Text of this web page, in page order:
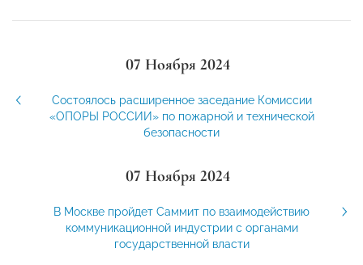
07 Ноября 2024
Состоялось расширенное заседание Комиссии
«ОПОРЫ РОССИИ» по пожарной и технической
безопасности
07 Ноября 2024
В Москве пройдет Саммит по взаимодействию
коммуникационной индустрии с органами
государственной власти